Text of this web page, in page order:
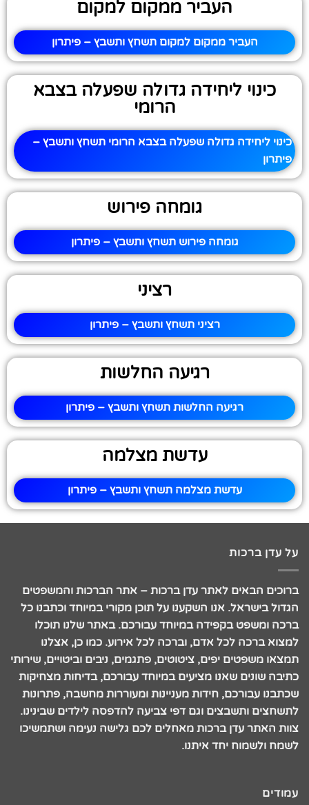
העביר ממקום למקום
העביר ממקום למקום תשחץ ותשבץ – פיתרון
כינוי ליחידה גדולה שפעלה בצבא
הרומי
כינוי ליחידה גדולה שפעלה בצבא הרומי תשחץ ותשבץ –
פיתרון
גומחה פירוש
גומחה פירוש תשחץ ותשבץ – פיתרון
רציני
רציני תשחץ ותשבץ – פיתרון
רגיעה החלשות
רגיעה החלשות תשחץ ותשבץ – פיתרון
עדשת מצלמה
עדשת מצלמה תשחץ ותשבץ – פיתרון
על עדן ברכות
ברוכים הבאים לאתר עדן ברכות – אתר הברכות והמשפטים
הגדול בישראל. אנו השקענו על תוכן מקורי במיוחד וכתבנו כל
ברכה ומשפט בקפידה במיוחד עבורכם. באתר שלנו תוכלו
למצוא ברכה לכל אדם, וברכה לכל אירוע. כמו כן, אצלנו
תמצאו משפטים יפים, ציטוטים, פתגמים, ניבים וביטויים, שירותי
כתיבה שונים שאנו מציעים במיוחד עבורכם, בדיחות מצחיקות
שכתבנו עבורכם, חידות מעניינות ומעוררות מחשבה, פתרונות
לתשחצים ותשבצים וגם דפי צביעה להדפסה לילדים שבינינו.
צוות האתר עדן ברכות מאחלים לכם גלישה נעימה ושתמשיכו
לשמח ולשמוח יחד איתנו.
עמודים